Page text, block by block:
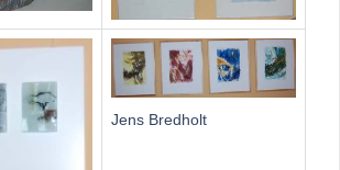
Jens Bredholt